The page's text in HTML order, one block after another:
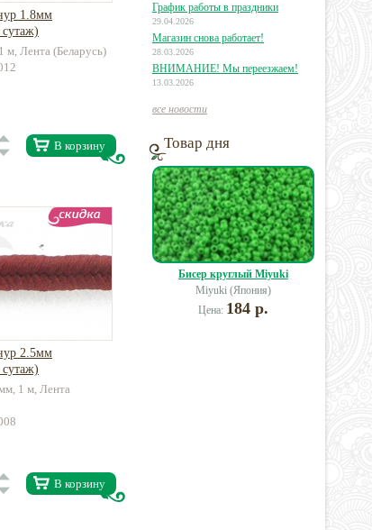
1.8мм
м, Лента (Беларусь)
В корзину
2.5мм
1 м, Лента
В корзину
График работы в праздники
29.04.2026
Магазин снова работает!
28.03.2026
ВНИМАНИЕ! Мы переезжаем!
13.03.2026
все новости
Товар дня
Бисер круглый Miyuki
Miyuki (Япония)
Цена: 184 р.